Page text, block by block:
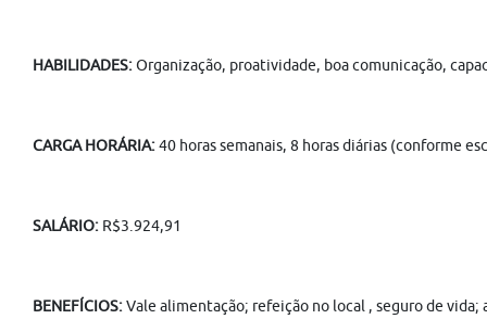
HABILIDADES:Organização, proatividade, boa comunicação,
CARGA HORÁRIA:40 horas semanais, 8 horas diárias (conforme
SALÁRIO: R$3.924,91
BENEFÍCIOS:Vale alimentação; refeição no local , seguro de